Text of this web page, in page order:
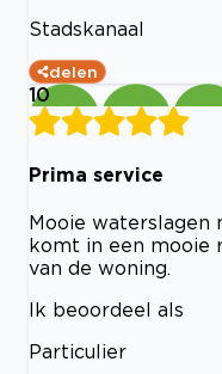
Stadskanaal
delen
10
Prima service
Mooie waterslagen
komt in een mooie
van de woning.
Ik beoordeel als
Particulier